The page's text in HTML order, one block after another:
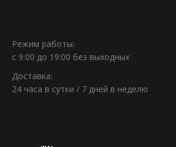
Режим работы:
с 9:00 до 19:00 без выходных
Доставка:
24 часа в сутки / 7 дней в неделю